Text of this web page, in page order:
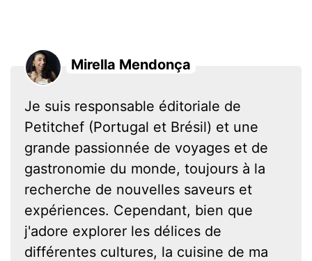
Mirella Mendonça
Je suis responsable éditoriale de
Petitchef (Portugal et Brésil) et une
grande passionnée de voyages et de
gastronomie du monde, toujours à la
recherche de nouvelles saveurs et
expériences. Cependant, bien que
j'adore explorer les délices de
différentes cultures, la cuisine de ma